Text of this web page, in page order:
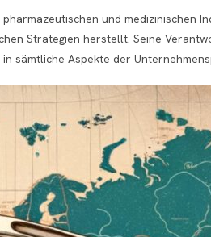
und medizinischen
Strategien herstellt. Seine
sämtliche Aspekte der